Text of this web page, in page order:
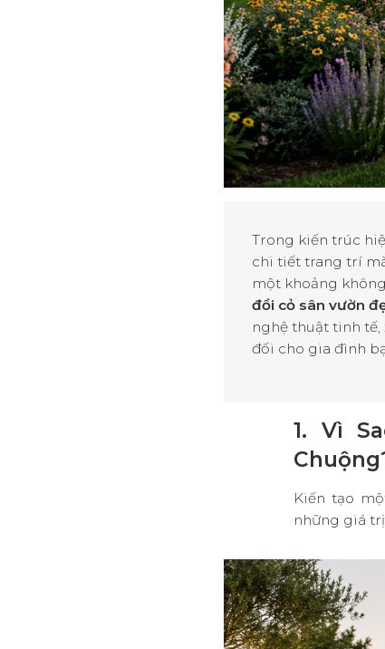
Trong kiến trúc
chi tiết trang trí
một khoảng
đồi cỏ sân vườn
nghệ thuật tinh
đối cho gia đình
1. Vì
Kiến tạo
những giá